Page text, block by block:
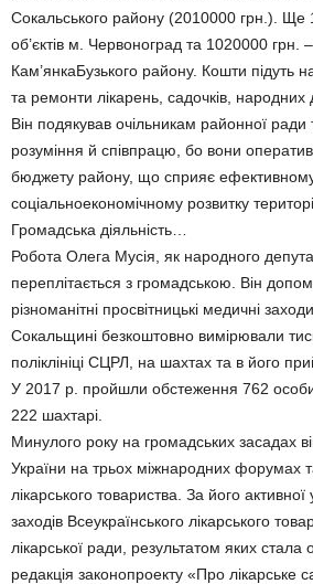
Сокальського району (2010000 грн.). Ще
об’єктів м. Червоноград та 1020000 грн. –
Кам’янкаБузького району. Кошти підуть
та ремонти лікарень, садочків, народних
Він подякував очільникам районної ради
розуміння й співпрацю, бо вони
бюджету району, що сприяє
соціальноекономічному розвитку
Громадська діяльність…
Робота Олега Мусія, як народного
переплітається з громадською. Він
різноманітні просвітницькі медичні
Сокальщині безкоштовно вимірювали
поліклініці СЦРЛ, на шахтах та в його
У 2017 р. пройшли обстеження 762 особи,
222 шахтарі.
Минулого року на громадських засадах
України на трьох міжнародних форумах та
лікарського товариства. За його
заходів Всеукраїнського лікарського
лікарської ради, результатом яких
редакція законопроекту «Про лікарське